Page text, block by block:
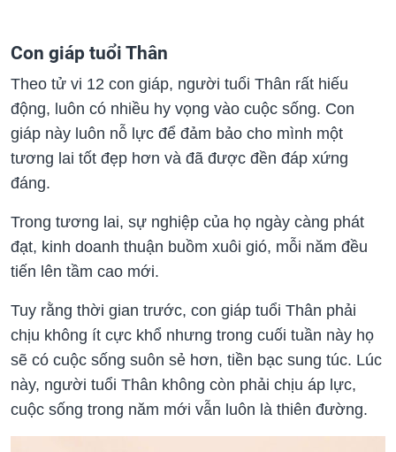
Con giáp tuổi Thân
Theo tử vi 12 con giáp, người tuổi Thân rất hiếu
động, luôn có nhiều hy vọng vào cuộc sống. Con
giáp này luôn nỗ lực để đảm bảo cho mình một
tương lai tốt đẹp hơn và đã được đền đáp xứng
đáng.
Trong tương lai, sự nghiệp của họ ngày càng phát
đạt, kinh doanh thuận buồm xuôi gió, mỗi năm đều
tiến lên tầm cao mới.
Tuy rằng thời gian trước, con giáp tuổi Thân phải
chịu không ít cực khổ nhưng trong cuối tuần này họ
sẽ có cuộc sống suôn sẻ hơn, tiền bạc sung túc. Lúc
này, người tuổi Thân không còn phải chịu áp lực,
cuộc sống trong năm mới vẫn luôn là thiên đường.